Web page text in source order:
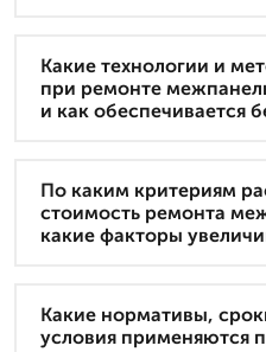
Какие технологии и
при ремонте
и как обеспечивается
По каким критериям
стоимость ремонта
какие факторы
Какие нормативы,
условия применяются